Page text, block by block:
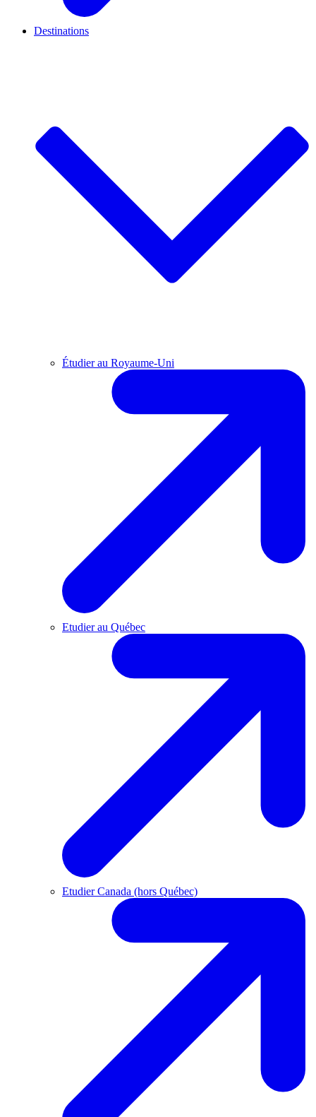
Destinations
Étudier au Royaume-Uni
Etudier au Québec
Etudier Canada (hors Québec)